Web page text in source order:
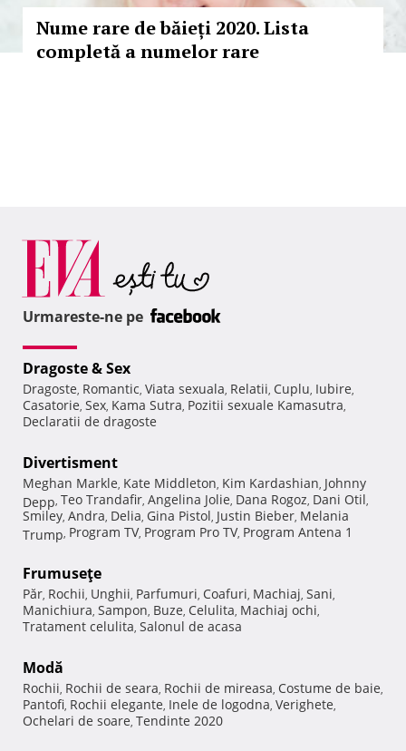
Nume rare de băieți 2020. Lista
completă a numelor rare
Urmareste-ne pe
Dragoste & Sex
Dragoste, Romantic, Viata sexuala, Relatii, Cuplu, Iubire,
Casatorie, Sex, Kama Sutra, Pozitii sexuale Kamasutra,
Declaratii de dragoste
Divertisment
Meghan Markle, Kate Middleton, Kim Kardashian, Johnny
Depp, Teo Trandafir, Angelina Jolie, Dana Rogoz, Dani Otil,
Smiley, Andra, Delia, Gina Pistol, Justin Bieber, Melania
Trump, Program TV, Program Pro TV, Program Antena 1
Frumuseţe
Păr, Rochii, Unghii, Parfumuri, Coafuri, Machiaj, Sani,
Manichiura, Sampon, Buze, Celulita, Machiaj ochi,
Tratament celulita, Salonul de acasa
Modă
Rochii, Rochii de seara, Rochii de mireasa, Costume de baie,
Pantofi, Rochii elegante, Inele de logodna, Verighete,
Ochelari de soare, Tendinte 2020